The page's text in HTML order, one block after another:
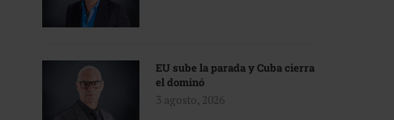
EU sube la parada y Cuba cierra
el dominó
3 agosto, 2026